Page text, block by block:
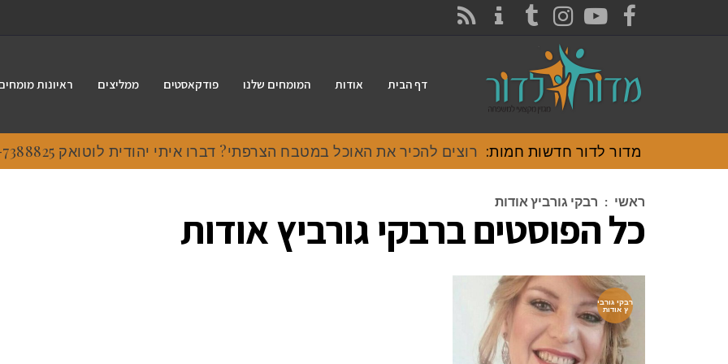
FACEBOOK
YOUTUBE
INSTAGRAM
TUMBLR
דף הבית אודות המומחים שלנו פודקאסטים ממליצים ראיונות
מדור לדור חדשות חמות: רוצים להכיר את האוכל במטבח הצרפתי? דברו איתי יהודית לוטואק 054-7388825.
ראשי : רבקי גורביץ אודות
כל הפוסטים ברבקי גורביץ אודות
רבקי גורבי
ץ אודות